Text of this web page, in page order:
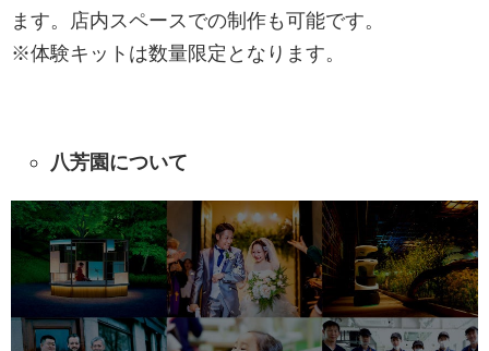
ます。店内スペースでの制作も可能です。
※体験キットは数量限定となります。
八芳園について